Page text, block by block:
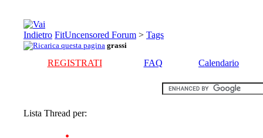
FitUncensored Forum > Tags
grassi
REGISTRATI FAQ Calendario
Lista Thread per: